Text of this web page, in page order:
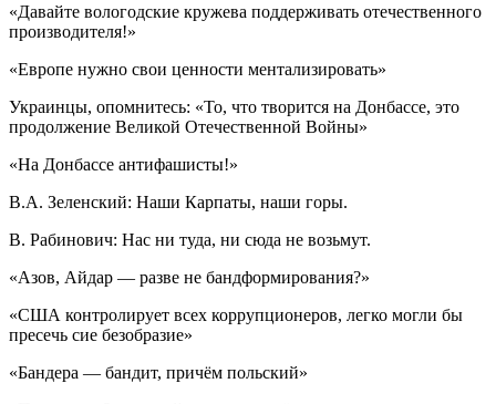
«Давайте вологодские кружева поддерживать отечественного
производителя!»
«Европе нужно свои ценности ментализировать»
Украинцы, опомнитесь: «То, что творится на Донбассе, это
продолжение Великой Отечественной Войны»
«На Донбассе антифашисты!»
В.А. Зеленский: Наши Карпаты, наши горы.
В. Рабинович: Нас ни туда, ни сюда не возьмут.
«Азов, Айдар — разве не бандформирования?»
«США контролирует всех коррупционеров, легко могли бы
пресечь сие безобразие»
«Бандера — бандит, причём польский»